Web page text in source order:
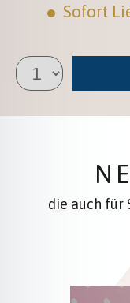
Sofort
die auch für